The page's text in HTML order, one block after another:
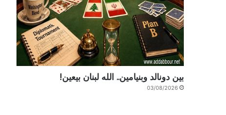
بين دونالد وبنيامين.. الله لبنان بيعين!
03/08/2026